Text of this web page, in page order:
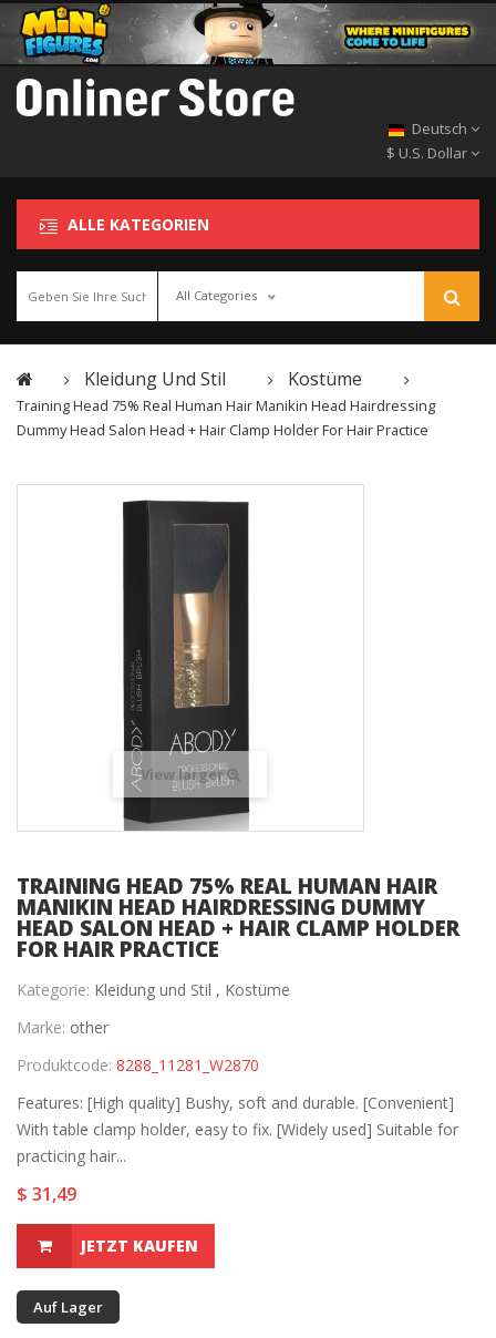
Deutsch
$ U.S. Dollar
ALLE KATEGORIEN
All Categories
Kleidung Und Stil Kostüme
Training Head 75% Real Human Hair Manikin Head Hairdressing
Dummy Head Salon Head + Hair Clamp Holder For Hair Practice
View larger
TRAINING HEAD 75% REAL HUMAN HAIR
MANIKIN HEAD HAIRDRESSING DUMMY
HEAD SALON HEAD + HAIR CLAMP HOLDER
FOR HAIR PRACTICE
Kategorie: Kleidung und Stil , Kostüme
Marke: other
Produktcode: 8288_11281_W2870
Features: [High quality] Bushy, soft and durable. [Convenient]
With table clamp holder, easy to fix. [Widely used] Suitable for
practicing hair...
$ 31,49
JETZT KAUFEN
Auf Lager